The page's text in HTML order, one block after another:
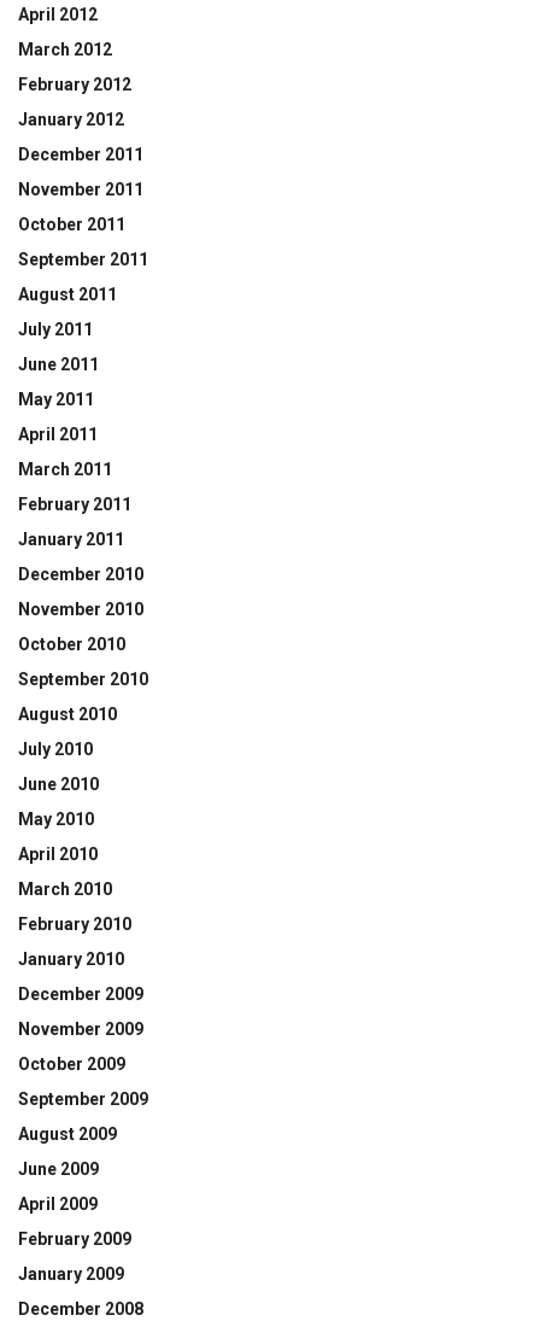
April 2012
March 2012
February 2012
January 2012
December 2011
November 2011
October 2011
September 2011
August 2011
July 2011
June 2011
May 2011
April 2011
March 2011
February 2011
January 2011
December 2010
November 2010
October 2010
September 2010
August 2010
July 2010
June 2010
May 2010
April 2010
March 2010
February 2010
January 2010
December 2009
November 2009
October 2009
September 2009
August 2009
June 2009
April 2009
February 2009
January 2009
December 2008